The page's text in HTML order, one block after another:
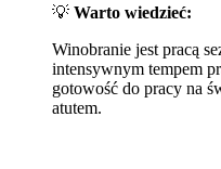
💡 Warto wiedzieć:
Winobranie jest pracą
intensywnym tempem
gotowość do pracy na
atutem.